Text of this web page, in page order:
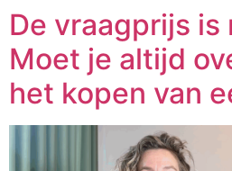
De vraagprijs is
Moet je altijd
het kopen van